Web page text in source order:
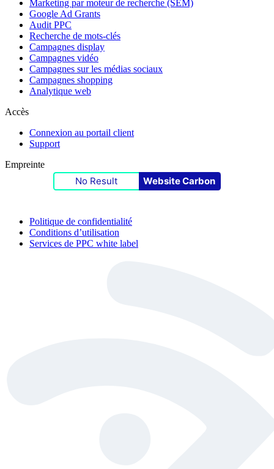
Marketing par moteur de recherche (SEM)
Google Ad Grants
Audit PPC
Recherche de mots-clés
Campagnes display
Campagnes vidéo
Campagnes sur les médias sociaux
Campagnes shopping
Analytique web
Accès
Connexion au portail client
Support
Empreinte
No Result Website Carbon
Politique de confidentialité
Conditions d’utilisation
Services de PPC white label